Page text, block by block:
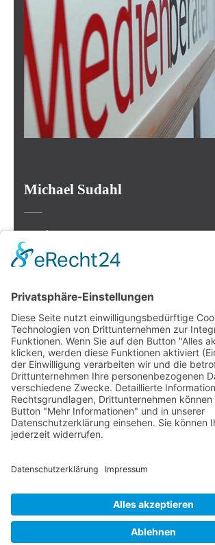
Michael Sudahl
Beethovenstr. 4
73614 Schorndorf
Telefon: 07181 477 9998
Leonhard Fromm
Goethestr. 27
73614 Schorndorf
Telefon. 07181 4769906
E-Mail:fromm@der-medienberater.de
Der Medienberater|Impressum